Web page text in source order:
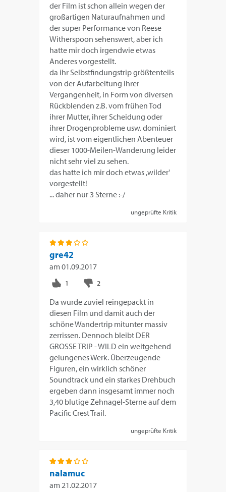
der Film ist schon allein wegen der
großartigen Naturaufnahmen und
der super Performance von Reese
Witherspoon sehenswert, aber ich
hatte mir doch irgendwie etwas
Anderes vorgestellt.
da ihr Selbstfindungstrip größtenteils
von der Aufarbeitung ihrer
Vergangenheit, in Form von diversen
Rückblenden z.B. vom frühen Tod
ihrer Mutter, ihrer Scheidung oder
ihrer Drogenprobleme usw. dominiert
wird, ist vom eigentlichen Abenteuer
dieser 1000-Meilen-Wanderung leider
nicht sehr viel zu sehen.
das hatte ich mir doch etwas ,wilder'
vorgestellt!
... daher nur 3 Sterne :-/
ungeprüfte Kritik
gre42
am01.09.2017
Da wurde zuviel reingepackt in
diesen Film und damit auch der
schöne Wandertrip mitunter massiv
zerrissen. Dennoch bleibt DER
GROSSE TRIP - WILD ein weitgehend
gelungenes Werk. Überzeugende
Figuren, ein wirklich schöner
Soundtrack und ein starkes Drehbuch
ergeben dann insgesamt immer noch
3,40 blutige Zehnagel-Sterne auf dem
Pacific Crest Trail.
ungeprüfte Kritik
nalamuc
am21.02.2017